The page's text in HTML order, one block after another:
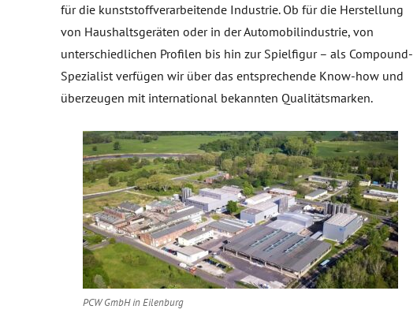
für die kunststoffverarbeitende Industrie. Ob für die Herstellung
von Haushaltsgeräten oder in der Automobilindustrie, von
unterschiedlichen Profilen bis hin zur Spielfigur – als Compound-
Spezialist verfügen wir über das entsprechende Know-how und
überzeugen mit international bekannten Qualitätsmarken.
PCW GmbH in Eilenburg